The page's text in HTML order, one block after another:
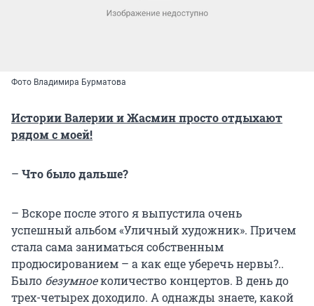
Фото Владимира Бурматова
Истории Валерии и Жасмин просто отдыхают
рядом с моей!
– Что было дальше?
– Вскоре после этого я выпустила очень
успешный альбом «Уличный художник». Причем
стала сама заниматься собственным
продюсированием – а как еще уберечь нервы?..
Было безумноеколичество концертов. В день до
трех-четырех доходило. А однажды знаете, какой